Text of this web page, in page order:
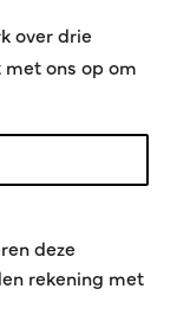
over drie
ons op om
deze
rekening met